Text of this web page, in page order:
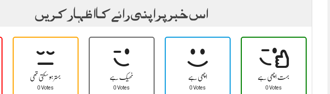
اس خبر پر اپنی رائے کا اظہار کریں
بہتر ہو سکتی تھی
0 Votes
ٹھیک ہے
0 Votes
اچھی ہے
0 Votes
بہت اچھی ہے
0 Votes